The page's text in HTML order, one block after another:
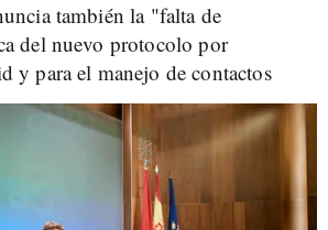
también la "falta de
del nuevo protocolo por
y para el manejo de contactos